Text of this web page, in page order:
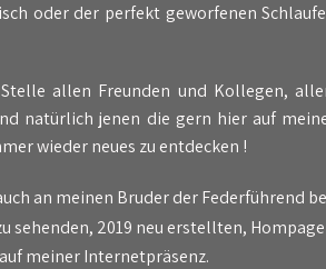
oder der perfekt geworfenen
allen Freunden und Kollegen,
natürlich jenen die gern hier auf
wieder neues zu entdecken !
an meinen Bruder der Federführend
sehenden, 2019 neu erstellten,
meiner Internetpräsenz.